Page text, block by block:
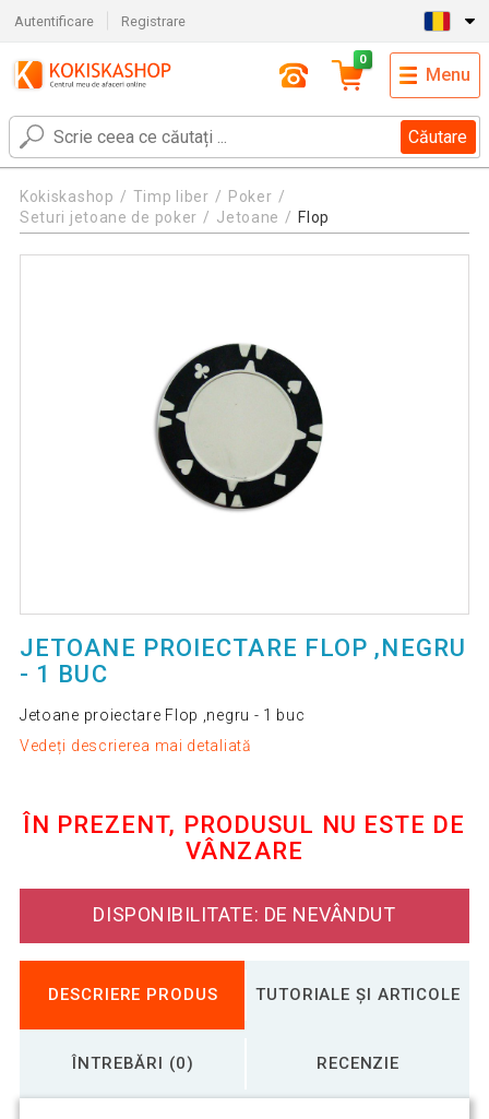
Autentificare Registrare
Căutare
0
Menu
Kokiskashop Timp liber
Poker
Seturi jetoane de poker
Jetoane Flop
JETOANE PROIECTARE FLOP ,NEGRU
- 1 BUC
Jetoane proiectare Flop ,negru - 1 buc
Vedeți descrierea mai detaliată
ÎN PREZENT, PRODUSUL NU ESTE DE
VÂNZARE
DISPONIBILITATE: DE NEVÂNDUT
DESCRIERE PRODUS TUTORIALE ȘI ARTICOLE
ÎNTREBĂRI (0) RECENZIE